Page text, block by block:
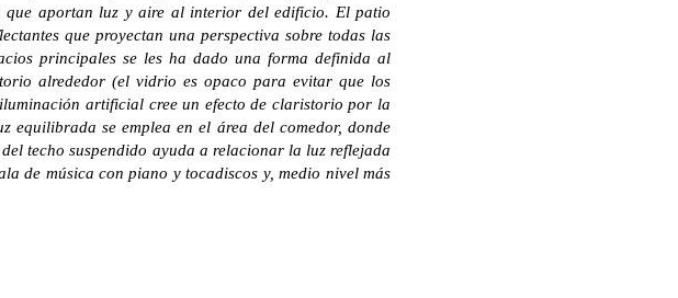
aportan luz y aire al interior del edificio. El patio
que proyectan una perspectiva sobre todas las
principales se les ha dado una forma definida al
alrededor (el vidrio es opaco para evitar que los
artificial cree un efecto de claristorio por la
se emplea en el área del comedor, donde
techo suspendido ayuda a relacionar la luz reflejada
de música con piano y tocadiscos y, medio nivel más